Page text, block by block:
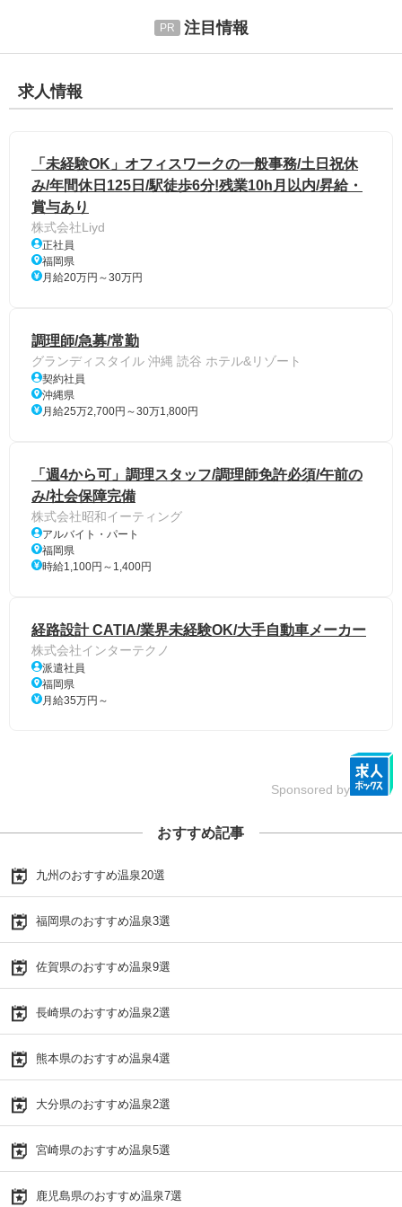
注目情報
求人情報
「未経験OK」オフィスワークの一般事務/土日祝休
み/年間休日125日/駅徒歩6分!残業10h月以内/昇給・
賞与あり
株式会社Liyd
正社員
福岡県
月給20万円～30万円
調理師/急募/常勤
グランディスタイル 沖縄 読谷 ホテル&リゾート
契約社員
沖縄県
月給25万2,700円～30万1,800円
「週4から可」調理スタッフ/調理師免許必須/午前の
み/社会保障完備
株式会社昭和イーティング
アルバイト・パート
福岡県
時給1,100円～1,400円
経路設計 CATIA/業界未経験OK/大手自動車メーカー
株式会社インターテクノ
派遣社員
福岡県
月給35万円～
Sponsored by
おすすめ記事
九州のおすすめ温泉20選
福岡県のおすすめ温泉3選
佐賀県のおすすめ温泉9選
長崎県のおすすめ温泉2選
熊本県のおすすめ温泉4選
大分県のおすすめ温泉2選
宮崎県のおすすめ温泉5選
鹿児島県のおすすめ温泉7選